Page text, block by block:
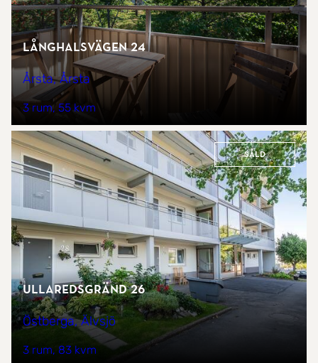
Långhalsvägen 24
Årsta, Årsta
3 rum 55 kvm
Såld
Ullaredsgränd 26
Östberga, Älvsjö
3 rum 83 kvm